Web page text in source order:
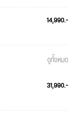
14,990.-
ดูทั้งหมด
31,990.-